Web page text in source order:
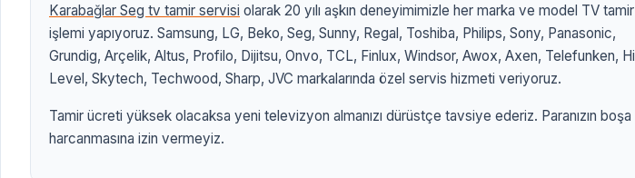
Karabağlar Seg tv tamir servisi olarak 20 yılı aşkın deneyimimizle her marka ve model TV tamir
işlemi yapıyoruz. Samsung, LG, Beko, Seg, Sunny, Regal, Toshiba, Philips, Sony, Panasonic,
Grundig, Arçelik, Altus, Profilo, Dijitsu, Onvo, TCL, Finlux, Windsor, Awox, Axen, Telefunken, Hi
Level, Skytech, Techwood, Sharp, JVC markalarında özel servis hizmeti veriyoruz.
Tamir ücreti yüksek olacaksa yeni televizyon almanızı dürüstçe tavsiye ederiz. Paranızın boşa
harcanmasına izin vermeyiz.